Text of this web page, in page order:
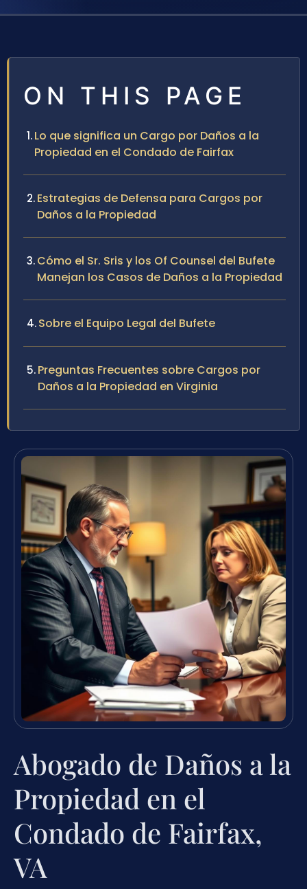
ON THIS PAGE
Lo que significa un Cargo por Daños a la
Propiedad en el Condado de Fairfax
Estrategias de Defensa para Cargos por
Daños a la Propiedad
Cómo el Sr. Sris y los Of Counsel del Bufete
Manejan los Casos de Daños a la Propiedad
Sobre el Equipo Legal del Bufete
Preguntas Frecuentes sobre Cargos por
Daños a la Propiedad en Virginia
Abogado de Daños a la
Propiedad en el
Condado de Fairfax,
VA